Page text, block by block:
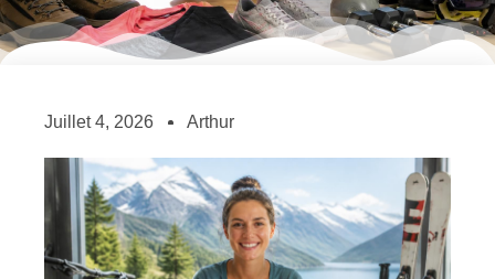
Juillet 4, 2026 Arthur